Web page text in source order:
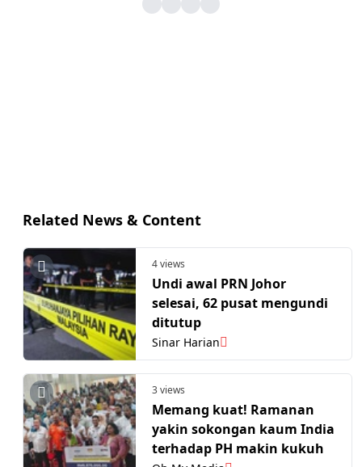
Related News & Content
4 views
Undi awal PRN Johor
selesai, 62 pusat mengundi
ditutup
Sinar Harian
3 views
Memang kuat! Ramanan
yakin sokongan kaum India
terhadap PH makin kukuh